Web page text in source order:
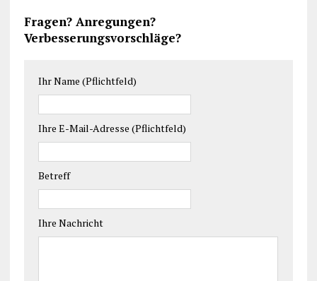
Fragen? Anregungen?
Verbesserungsvorschläge?
Ihr Name (Pflichtfeld)
Ihre E-Mail-Adresse (Pflichtfeld)
Betreff
Ihre Nachricht